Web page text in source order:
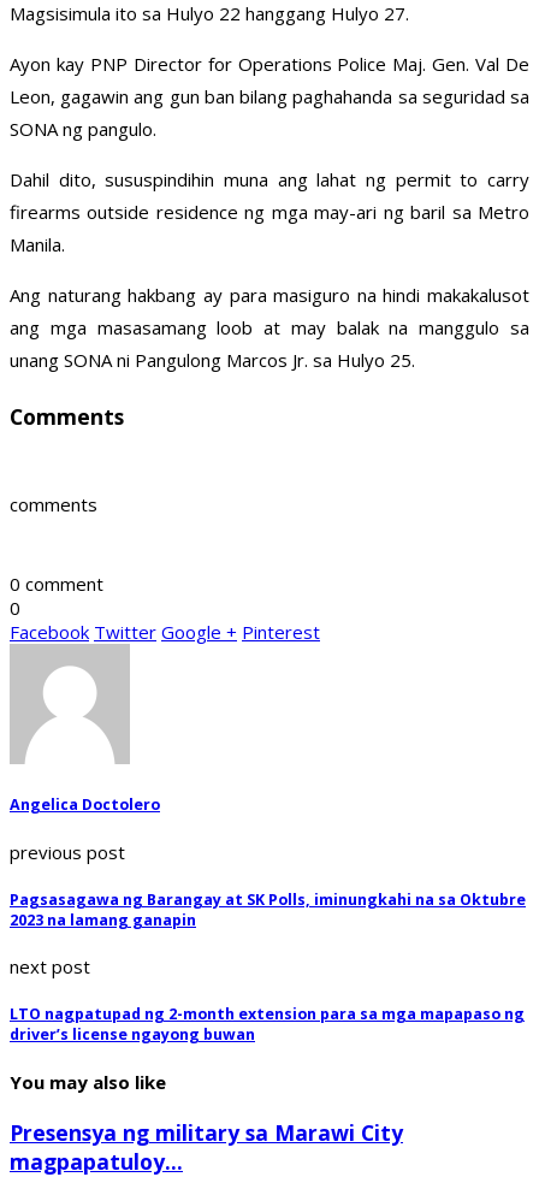
Magsisimula ito sa Hulyo 22 hanggang Hulyo 27.
Ayon kay PNP Director for Operations Police Maj. Gen. Val De
Leon, gagawin ang gun ban bilang paghahanda sa seguridad sa
SONA ng pangulo.
Dahil dito, sususpindihin muna ang lahat ng permit to carry
firearms outside residence ng mga may-ari ng baril sa Metro
Manila.
Ang naturang hakbang ay para masiguro na hindi makakalusot
ang mga masasamang loob at may balak na manggulo sa
unang SONA ni Pangulong Marcos Jr. sa Hulyo 25.
Comments
comments
0 comment
0
Facebook Twitter Google + Pinterest
Angelica Doctolero
previous post
Pagsasagawa ng Barangay at SK Polls, iminungkahi na sa Oktubre
2023 na lamang ganapin
next post
LTO nagpatupad ng 2-month extension para sa mga mapapaso ng
driver’s license ngayong buwan
You may also like
Presensya ng military sa Marawi City
magpapatuloy...